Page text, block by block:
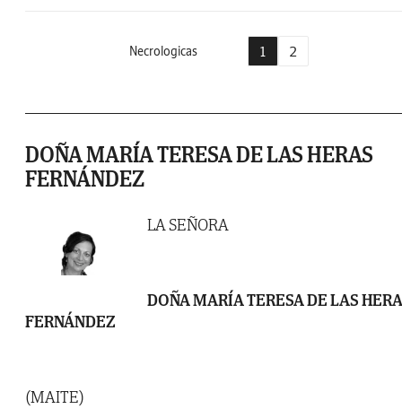
Necrologicas 1 2
DOÑA MARÍA TERESA DE LAS HERAS
FERNÁNDEZ
LA SEÑORA
DOÑA MARÍA TERESA DE LAS
FERNÁNDEZ
(MAITE)